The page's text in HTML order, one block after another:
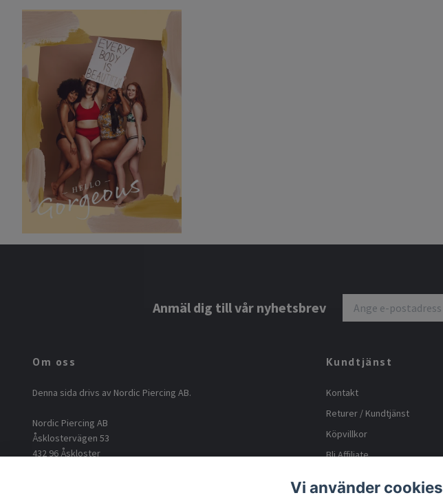
Anmäl dig till vår nyhetsbrev
Om oss
Denna sida drivs av Nordic Piercing AB.
Nordic Piercing AB
Åsklostervägen 53
432 96 Åskloster
Kundtjänst
Kontakt
Returer / Kundtjänst
Köpvillkor
Bli Affiliate
Body positive
Vi använder cookies